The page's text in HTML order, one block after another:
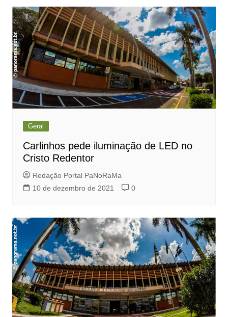
Geral
Carlinhos pede iluminação de LED no
Cristo Redentor
Redação Portal PaNoRaMa
10 de dezembro de 2021
0